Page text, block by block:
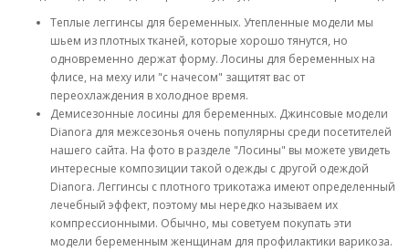
Теплые леггинсы для беременных. Утепленные модели мы
шьем из плотных тканей, которые хорошо тянутся, но
одновременно держат форму. Лосины для беременных на
флисе, на меху или "с начесом" защитят вас от
переохлаждения в холодное время.
Демисезонные лосины для беременных. Джинсовые модели
Dianora для межсезонья очень популярны среди посетителей
нашего сайта. На фото в разделе "Лосины" вы можете увидеть
интересные композиции такой одежды с другой одеждой
Dianora. Леггинсы с плотного трикотажа имеют определенный
лечебный эффект, поэтому мы нередко называем их
компрессионными. Обычно, мы советуем покупать эти
модели беременным женщинам для профилактики варикоза.